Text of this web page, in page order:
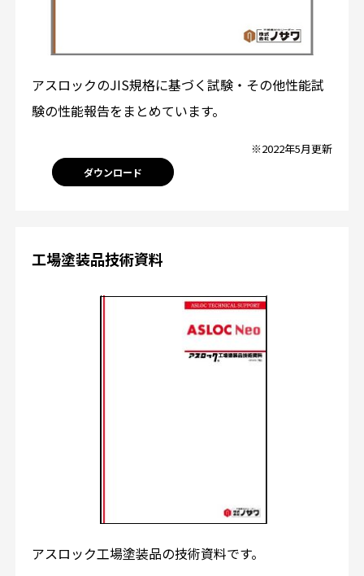
アスロックのJIS規格に基づく試験・その他性能試
験の性能報告をまとめています。
※2022年5月更新
ダウンロード
工場塗装品技術資料
アスロック工場塗装品の技術資料です。